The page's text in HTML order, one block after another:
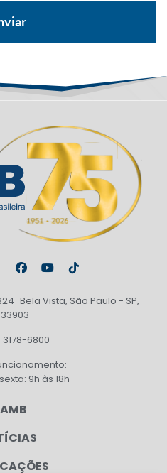
Bela Vista, São Paulo - SP,
3178-6800
9h às 18h